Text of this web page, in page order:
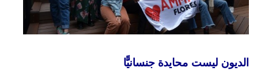
الديون ليست محايدة جنسانيًّا